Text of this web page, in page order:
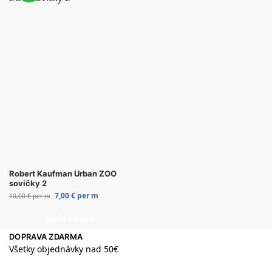
Robert Kaufman Urban ZOO
sovičky 2
10,00€per m 7,00€ per m
DOPRAVA ZDARMA
Všetky objednávky nad 50€